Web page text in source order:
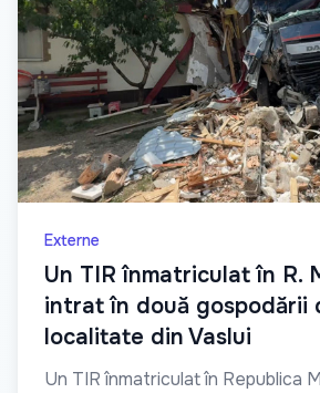
Externe
Un TIR înmatriculat în R.
intrat în două gospodării
localitate din Vaslui
Un TIR înmatriculat în Republica